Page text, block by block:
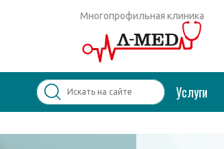
Многопрофильная клиника
Услуги